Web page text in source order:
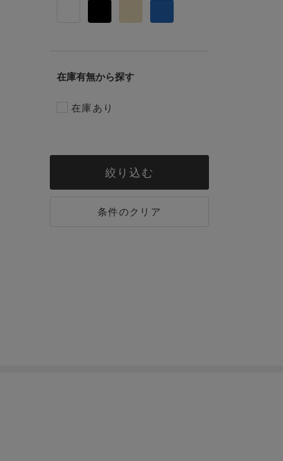
在庫有無
在庫あり
絞り込む
条件のクリア